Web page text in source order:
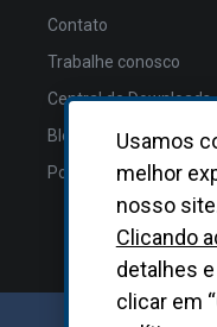
Contato
Trabalhe conosco
Central de Downloads
Blog
Política de Privacidade
Usamos
melhor
nosso
Clicando
detalhes
clicar em